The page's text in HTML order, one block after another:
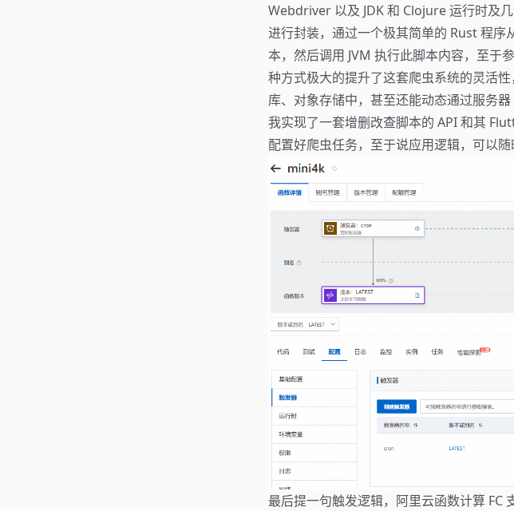
Webdriver 以及 JDK 和 Clojure 运行时及
进行封装，通过一个极其简单的 Rust 程
本，然后调用 JVM 执行此脚本内容，至于
种方式极大的提升了这套爬虫系统的灵活
库、对象存储中，甚至还能动态通过服务器
我实现了一套增删改查脚本的 API 和其
配置好爬虫任务，至于说应用逻辑，可以随
最后提一句触发逻辑，阿里云函数计算 FC